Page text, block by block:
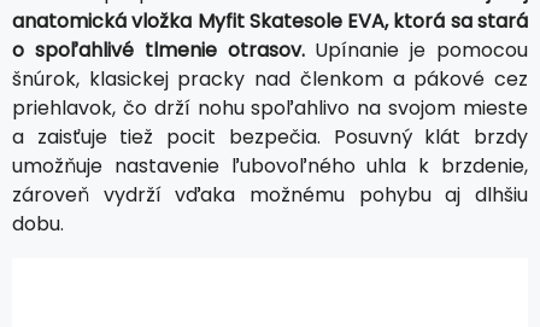
anatomická vložka Myfit Skatesole EVA, ktorá sa stará
o spoľahlivé tlmenie otrasov.Upínanie je pomocou
šnúrok, klasickej pracky nad členkom a pákové cez
priehlavok, čo drží nohu spoľahlivo na svojom mieste
a zaisťuje tiež pocit bezpečia. Posuvný klát brzdy
umožňuje nastavenie ľubovoľného uhla k brzdenie,
zároveň vydrží vďaka možnému pohybu aj dlhšiu
dobu.